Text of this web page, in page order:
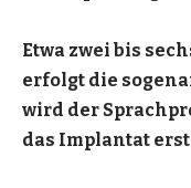
Etwa zwei bis
erfolgt die
wird der
das Implantat